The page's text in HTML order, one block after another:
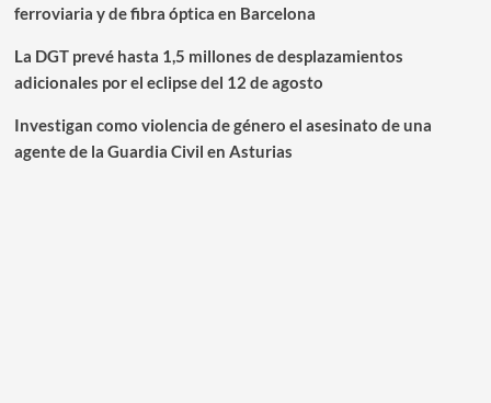
ferroviaria y de fibra óptica en Barcelona
La DGT prevé hasta 1,5 millones de desplazamientos
adicionales por el eclipse del 12 de agosto
Investigan como violencia de género el asesinato de una
agente de la Guardia Civil en Asturias